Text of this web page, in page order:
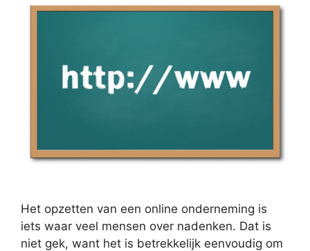
Het opzetten van een online onderneming is
iets waar veel mensen over nadenken. Dat is
niet gek, want het is betrekkelijk eenvoudig om